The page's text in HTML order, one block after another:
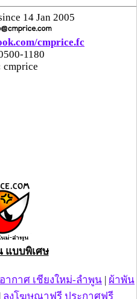
เซีย ขอให้ภาครัฐเร่งผลักดัน
ญ
กร้า 5 กก. และกล่อง 10 กก.
ผ่านช่องทางออนไลน์
14 Jan 2005
cmprice.fc
1180
cmprice
แบบพิเศษ
ากาศ เชียงใหม่-ลำพูน | ผ้าพัน
| ลงโฆษณาฟรี ประกาศฟรี